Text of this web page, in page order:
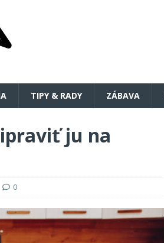
TIPY & RADY ZÁBAVA
ju na
0